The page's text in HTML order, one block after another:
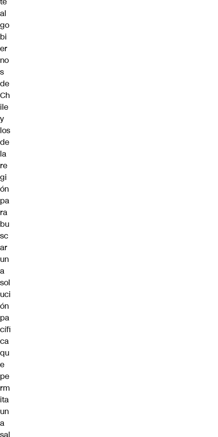
al
go
bi
er
no
s
de
Ch
ile
y
los
de
la
re
gi
ón
pa
ra
bu
sc
ar
un
a
sol
uci
ón
pa
cífi
ca
qu
e
pe
rm
ita
un
a
sal